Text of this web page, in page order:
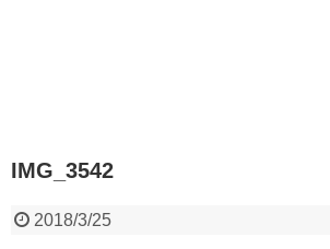
IMG_3542
2018/3/25